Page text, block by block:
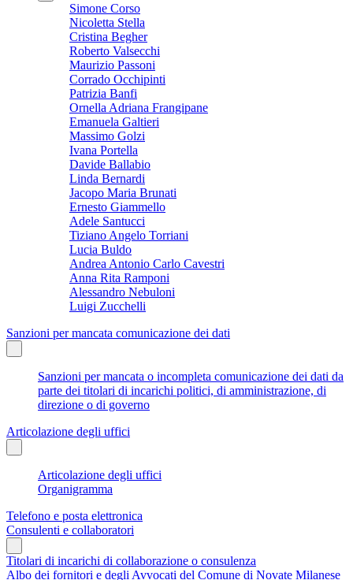
Simone Corso
Nicoletta Stella
Cristina Begher
Roberto Valsecchi
Maurizio Passoni
Corrado Occhipinti
Patrizia Banfi
Ornella Adriana Frangipane
Emanuela Galtieri
Massimo Golzi
Ivana Portella
Davide Ballabio
Linda Bernardi
Jacopo Maria Brunati
Ernesto Giammello
Adele Santucci
Tiziano Angelo Torriani
Lucia Buldo
Andrea Antonio Carlo Cavestri
Anna Rita Ramponi
Alessandro Nebuloni
Luigi Zucchelli
Sanzioni per mancata comunicazione dei dati
Sanzioni per mancata o incompleta comunicazione dei dati da
parte dei titolari di incarichi politici, di amministrazione, di
direzione o di governo
Articolazione degli uffici
Articolazione degli uffici
Organigramma
Telefono e posta elettronica
Consulenti e collaboratori
Titolari di incarichi di collaborazione o consulenza
Albo dei fornitori e degli Avvocati del Comune di Novate Milanese